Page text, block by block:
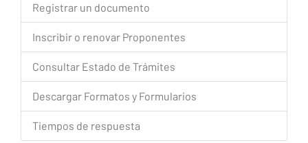
Registrar un documento
Inscribir o renovar Proponentes
Consultar Estado de Trámites
Descargar Formatos y Formularios
Tiempos de respuesta